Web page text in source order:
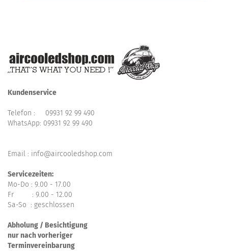
Kundenservice
Telefon : 09931 92 99 490
WhatsApp: 09931 92 99 490
Email : info@aircooledshop.com
Servicezeiten:
Mo-Do : 9.00 - 17.00
Fr : 9.00 - 12.00
Sa-So : geschlossen
Abholung / Besichtigung
nur nach vorheriger
Terminvereinbarung